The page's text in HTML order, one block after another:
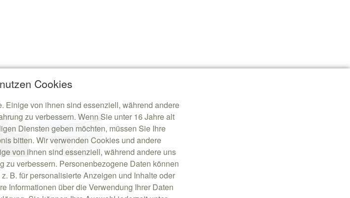
Cookies
Einige von ihnen sind essenziell, während andere
zu verbessern. Wenn Sie unter 16 Jahre alt
Diensten geben möchten, müssen Sie Ihre
bitten. Wir verwenden Cookies und andere
von ihnen sind essenziell, während andere uns
zu verbessern. Personenbezogene Daten können
B. für personalisierte Anzeigen und Inhalte oder
Informationen über die Verwendung Ihrer Daten